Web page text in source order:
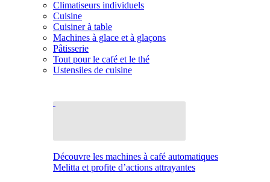
Climatiseurs individuels
Cuisine
Cuisiner à table
Machines à glace et à glaçons
Pâtisserie
Tout pour le café et le thé
Ustensiles de cuisine
Découvre les machines à café automatiques
Melitta et profite d’actions attrayantes